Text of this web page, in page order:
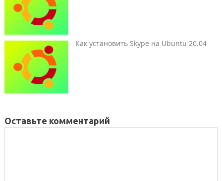
Как установить Skype на Ubuntu 20.04
Оставьте комментарий